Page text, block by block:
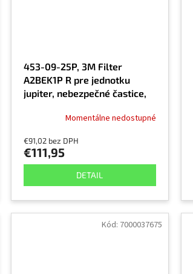
453-09-25P, 3M Filter
A2BEK1P R pre jednotku
jupiter, nebezpečné častice,
kyslé plyny, amoniak, cena
Momentálne nedostupné
€91,02 bez DPH
€111,95
DETAIL
Kód: 7000037675